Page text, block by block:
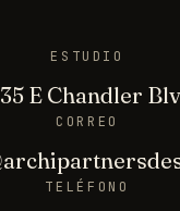
ESTUDIO
E Chandler
CORREO
TELÉFONO